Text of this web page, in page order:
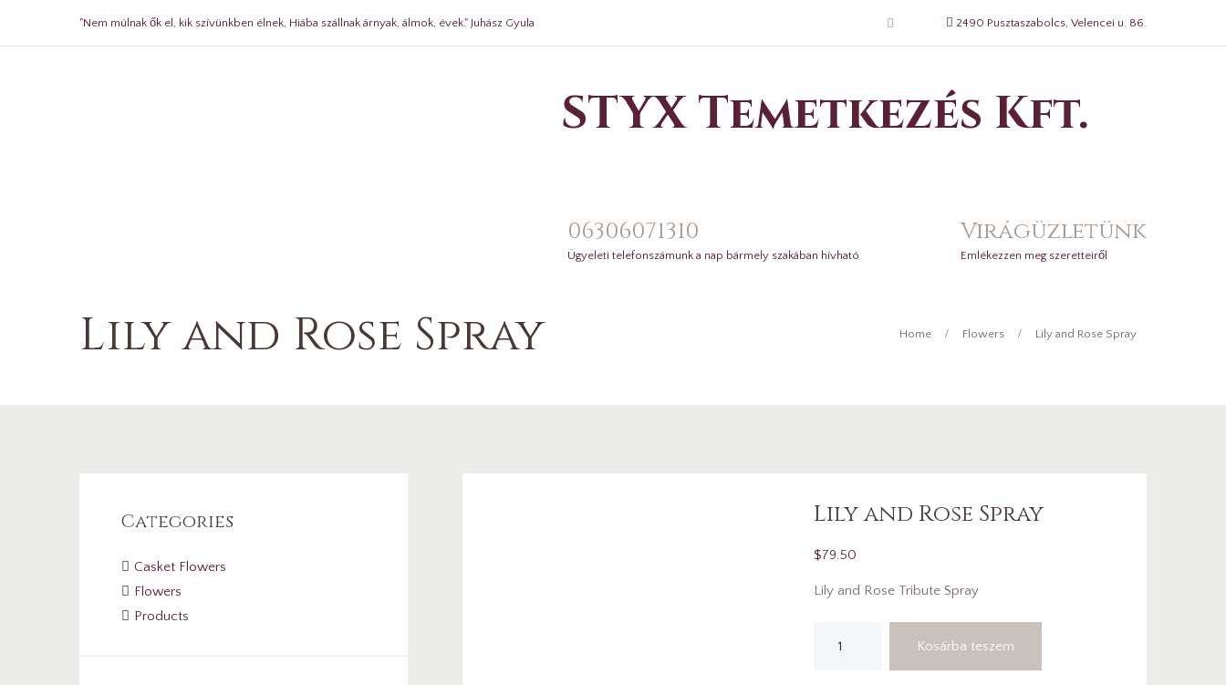
"Nem múlnak ők el, kik szívünkben élnek, Hiába szállnak árnyak, álmok, évek." Juhász Gyula 2490 Pusztaszabolcs, Velencei u. 86.
STYX Temetkezés Kft.
06306071310
Ügyeleti telefonszámunk a nap bármely szakában hívható
Virágüzletünk
Emlékezzen meg szeretteiről
Home Flowers Lily and Rose Spray
Lily and Rose Spray
Lily and Rose Spray
$79.50
Lily and Rose Tribute Spray
Kosárba teszem
Categories
Casket Flowers
Flowers
Products